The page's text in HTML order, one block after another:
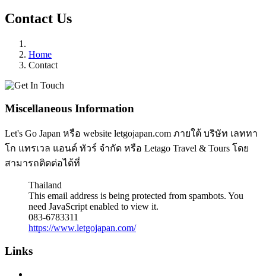
Contact Us
Home
Contact
Miscellaneous Information
Let's Go Japan หรือ website letgojapan.com ภายใต้ บริษัท เลททา
โก แทรเวล แอนด์ ทัวร์ จำกัด หรือ Letago Travel & Tours โดย
สามารถติดต่อได้ที่
Thailand
This email address is being protected from spambots. You
need JavaScript enabled to view it.
083-6783311
https://www.letgojapan.com/
Links